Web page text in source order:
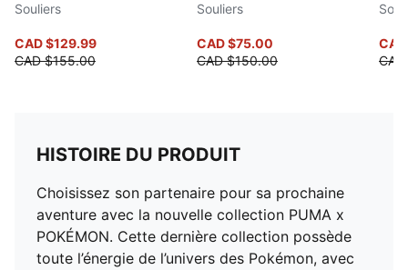
Souliers
CAD $129.99
CAD $155.00
Souliers
CAD $75.00
CAD $150.00
HISTOIRE DU PRODUIT
Choisissez son partenaire pour sa prochaine
aventure avec la nouvelle collection PUMA x
POKÉMON. Cette dernière collection possède
toute l’énergie de l’univers des Pokémon, avec